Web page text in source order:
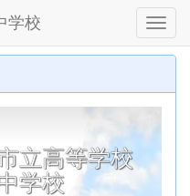
学校
立高等学校
学校